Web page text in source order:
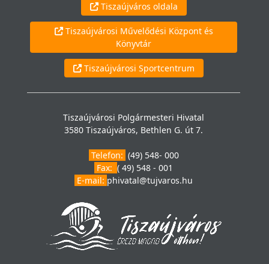
Tiszaújváros oldala
Tiszaújvárosi Művelődési Központ és
Könyvtár
Tiszaújvárosi Sportcentrum
Tiszaújvárosi Polgármesteri Hivatal
3580 Tiszaújváros, Bethlen G. út 7.
Telefon: (49) 548- 000
Fax: ( 49) 548 - 001
E-mail: phivatal@tujvaros.hu